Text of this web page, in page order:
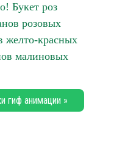
Букет роз
розовых
желто-красных
малиновых
гиф анимации »